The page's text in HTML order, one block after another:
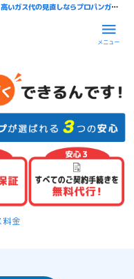
高いガス代の見直しならプロパンガス料金比較ドットショップ
メニュー